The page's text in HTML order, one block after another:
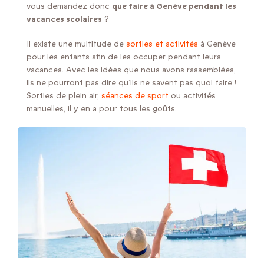
vous demandez donc que faire à Genève pendant les
vacances scolaires ?
Il existe une multitude de sorties et activités à Genève
pour les enfants afin de les occuper pendant leurs
vacances. Avec les idées que nous avons rassemblées,
ils ne pourront pas dire qu’ils ne savent pas quoi faire !
Sorties de plein air, séances de sport ou activités
manuelles, il y en a pour tous les goûts.